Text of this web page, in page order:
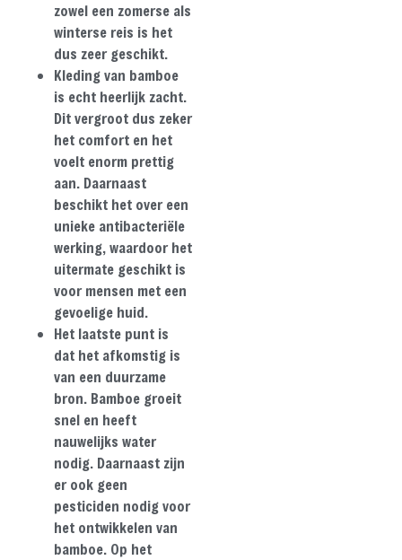
zowel een zomerse als
winterse reis is het
dus zeer geschikt.
Kleding van bamboe
is echt heerlijk zacht.
Dit vergroot dus zeker
het comfort en het
voelt enorm prettig
aan. Daarnaast
beschikt het over een
unieke antibacteriële
werking, waardoor het
uitermate geschikt is
voor mensen met een
gevoelige huid.
Het laatste punt is
dat het afkomstig is
van een duurzame
bron. Bamboe groeit
snel en heeft
nauwelijks water
nodig. Daarnaast zijn
er ook geen
pesticiden nodig voor
het ontwikkelen van
bamboe. Op het